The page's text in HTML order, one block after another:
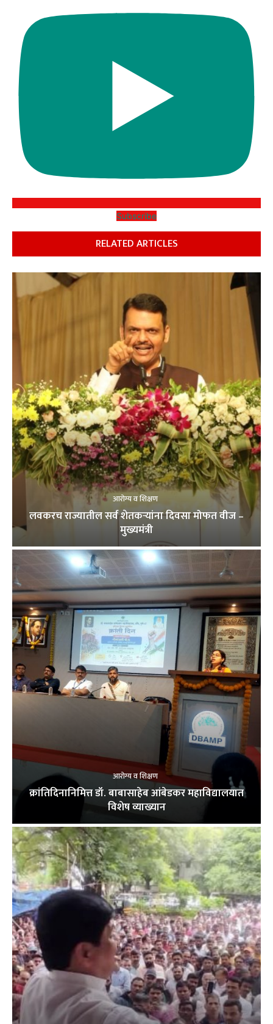
Subscribe
RELATED ARTICLES
आरोग्य व शिक्षण
लवकरच राज्यातील सर्व शेतकऱ्यांना दिवसा मोफत वीज –
मुख्यमंत्री
आरोग्य व शिक्षण
क्रांतिदिनानिमित्त डॉ. बाबासाहेब आंबेडकर महाविद्यालयात
विशेष व्याख्यान